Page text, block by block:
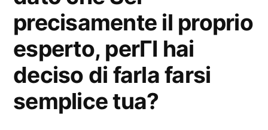
precisamente il proprio
esperto, perГІ hai
deciso di farla farsi
semplice tua?